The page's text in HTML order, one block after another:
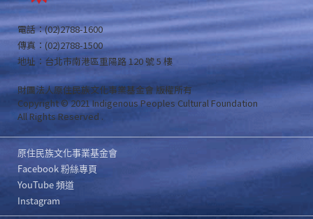
電話：(02)2788-1600
傳真：(02)2788-1500
地址：台北市南港區重陽路 120 號 5 樓
財團法人原住民族文化事業基金會 版權所有
Copyright © 2021 Indigenous Peoples Cultural Foundation
All Rights Reserved .
原住民族文化事業基金會
Facebook 粉絲專頁
YouTube 頻道
Instagram